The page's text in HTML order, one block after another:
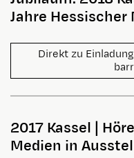
Jahre
Direkt zu
2017 Kassel |
Medien in